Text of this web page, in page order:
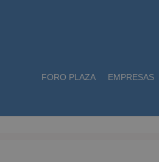
FORO PLAZA EMPRESAS